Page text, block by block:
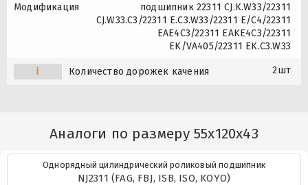
Модификация
подшипник 22311 CJ.K.W33/22311
CJ.W33.C3/22311 E.C3.W33/22311 E/C4/22311
EAE4C3/22311 EAKE4C3/22311
EK/VA405/22311 EK.C3.W33
i Количество дорожек качения 2шт
Аналоги по размеру 55x120x43
Однорядный цилиндрический роликовый подшипник
NJ2311 (FAG, FBJ, ISB, ISO, KOYO)